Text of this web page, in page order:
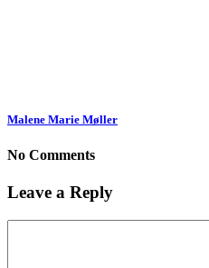
Malene Marie Møller
No Comments
Leave a Reply